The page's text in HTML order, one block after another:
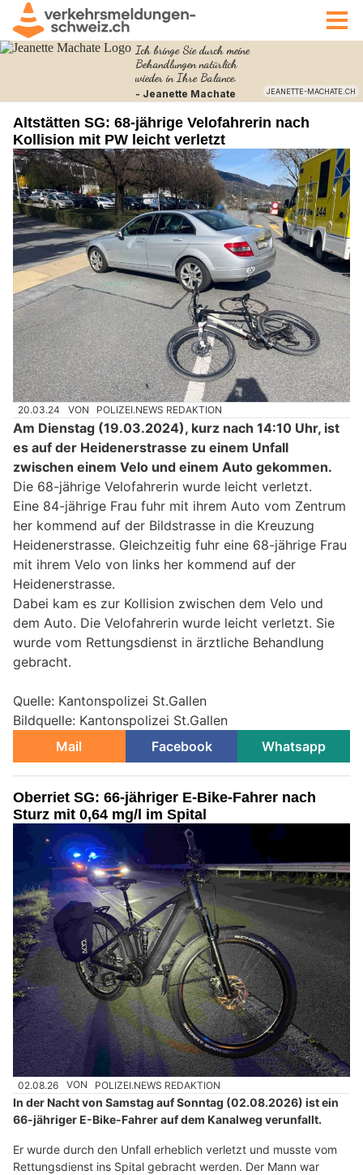
Altstätten SG: 68-jährige Velofahrerin nach
Kollision mit PW leicht verletzt
20.03.24 VON POLIZEI.NEWS REDAKTION
Am Dienstag (19.03.2024), kurz nach 14:10 Uhr, ist
es auf der Heidenerstrasse zu einem Unfall
zwischen einem Velo und einem Auto gekommen.
Die 68-jährige Velofahrerin wurde leicht verletzt.
Eine 84-jährige Frau fuhr mit ihrem Auto vom Zentrum
her kommend auf der Bildstrasse in die Kreuzung
Heidenerstrasse. Gleichzeitig fuhr eine 68-jährige Frau
mit ihrem Velo von links her kommend auf der
Heidenerstrasse.
Dabei kam es zur Kollision zwischen dem Velo und
dem Auto. Die Velofahrerin wurde leicht verletzt. Sie
wurde vom Rettungsdienst in ärztliche Behandlung
gebracht.
Quelle: Kantonspolizei St.Gallen
Bildquelle: Kantonspolizei St.Gallen
Mail
Facebook Whatsapp
Oberriet SG: 66-jähriger E-Bike-Fahrer nach
Sturz mit 0,64 mg/l im Spital
02.08.26 VON POLIZEI.NEWS REDAKTION
In der Nacht von Samstag auf Sonntag (02.08.2026) ist ein
66-jähriger E-Bike-Fahrer auf dem Kanalweg verunfallt.
Er wurde durch den Unfall erheblich verletzt und musste vom
Rettungsdienst ins Spital gebracht werden. Der Mann war